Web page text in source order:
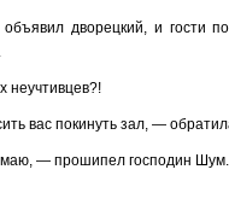
дворецкий, и гости
неучтивцев?!
вас покинуть зал, —
— прошипел господин Шум.